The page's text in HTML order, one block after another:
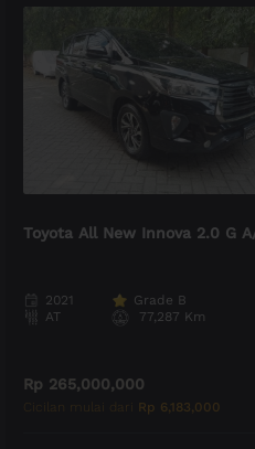
Toyota All New Innova 2.0 G
2021 Grade B
AT
77,287 Km
Rp 265,000,000
Cicilan mulai dari Rp 6,183,000